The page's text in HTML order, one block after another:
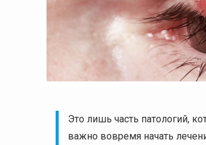
Это лишь часть патологий,
важно вовремя начать